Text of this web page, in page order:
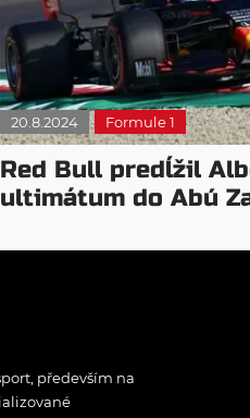
20.8.2024 Formule 1
Red Bull predĺžil
ultimátum do Abú
především na